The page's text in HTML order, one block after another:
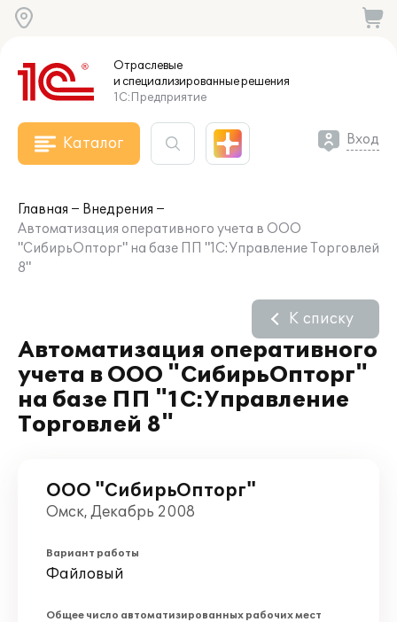
Отраслевые
и специализированныерешения
1С:Предприятие
Каталог Вход
Главная
Внедрения
Автоматизация оперативного учета в ООО
"СибирьОпторг" на базе ПП "1С:Управление Торговлей
8"
Автоматизация оперативного
учета в ООО "СибирьОпторг"
на базе ПП "1С:Управление
Торговлей 8"
К списку
ООО "СибирьОпторг"
Омск, Декабрь 2008
Вариант работы
Файловый
Общее число автоматизированных рабочих мест